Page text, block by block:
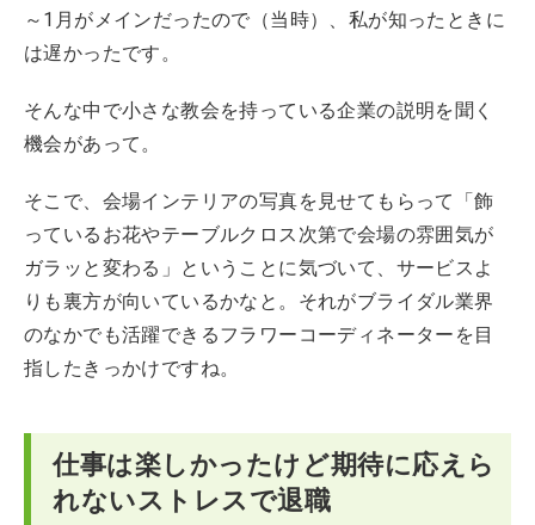
～1月がメインだったので（当時）、私が知ったときに
は遅かったです。
そんな中で小さな教会を持っている企業の説明を聞く
機会があって。
そこで、会場インテリアの写真を見せてもらって「飾
っているお花やテーブルクロス次第で会場の雰囲気が
ガラッと変わる」ということに気づいて、サービスよ
りも裏方が向いているかなと。それがブライダル業界
のなかでも活躍できるフラワーコーディネーターを目
指したきっかけですね。
仕事は楽しかったけど期待に応えら
れないストレスで退職